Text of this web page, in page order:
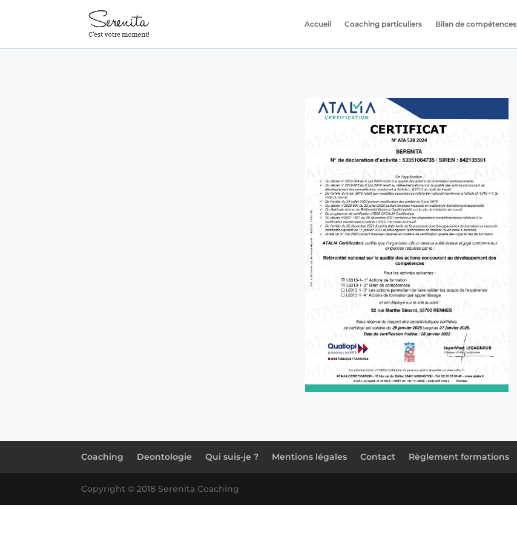
Accueil Coaching particuliers Bilan de compétences
Coaching Deontologie Qui suis-je ? Mentions légales Contact Règlement formations
Copyright © 2018 Serenita Coaching